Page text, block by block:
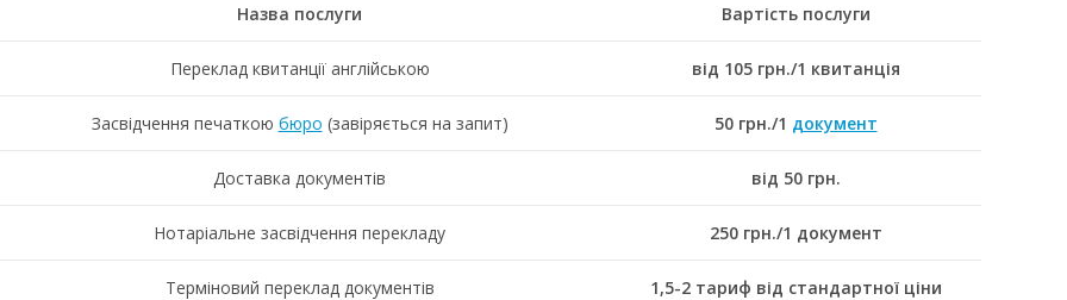
Назва послуги Вартість послуги
Переклад квитанції англійською від 105 грн./1 квитанція
Засвідчення печаткою бюро (завіряється на запит) 50 грн./1 документ
Доставка документів від 50 грн.
Нотаріальне засвідчення перекладу 250 грн./1 документ
Терміновий переклад документів 1,5-2 тариф від стандартної ціни